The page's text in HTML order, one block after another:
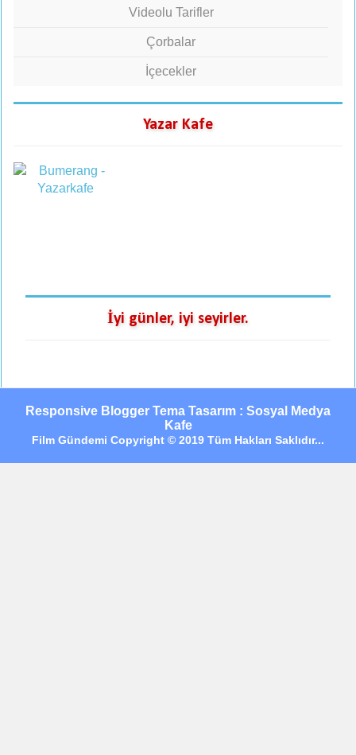
Videolu Tarifler
Çorbalar
İçecekler
Yazar Kafe
İyi günler, iyi seyirler.
Responsive Blogger Tema Tasarım : Sosyal Medya
Kafe
Film Gündemi Copyright © 2019 Tüm Hakları Saklıdır...